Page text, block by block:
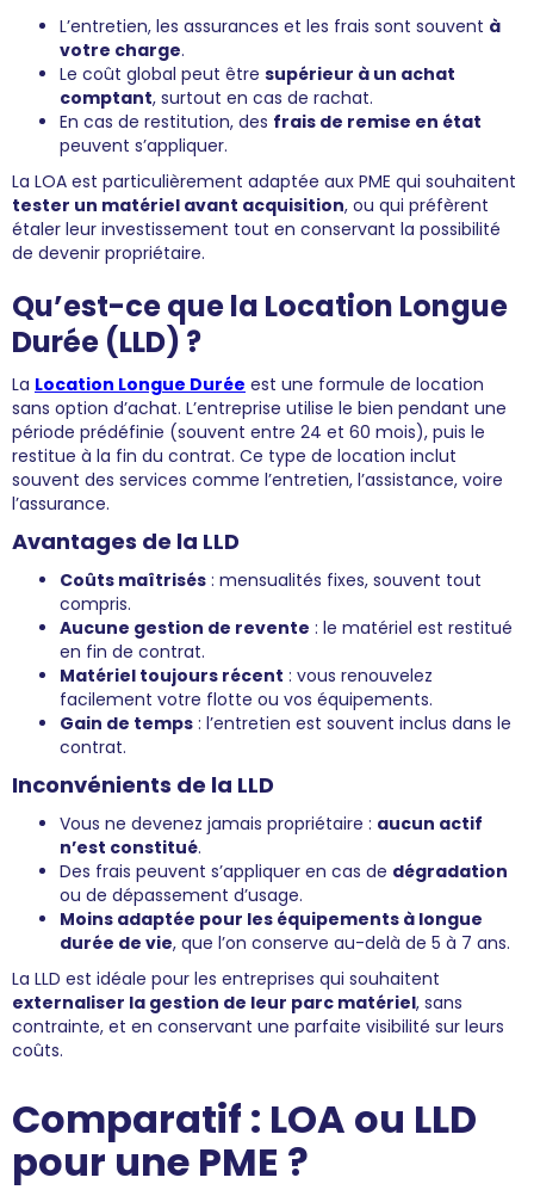
L’entretien, les assurances et les frais sont souvent à
votre charge.
Le coût global peut être supérieur à un achat
comptant, surtout en cas de rachat.
En cas de restitution, des frais de remise en état
peuvent s’appliquer.
La LOA est particulièrement adaptée aux PME qui souhaitent
tester un matériel avant acquisition, ou qui préfèrent
étaler leur investissement tout en conservant la possibilité
de devenir propriétaire.
Qu’est-ce que la Location Longue
Durée (LLD) ?
La Location Longue Durée est une formule de location
sans option d’achat. L’entreprise utilise le bien pendant une
période prédéfinie (souvent entre 24 et 60 mois), puis le
restitue à la fin du contrat. Ce type de location inclut
souvent des services comme l’entretien, l’assistance, voire
l’assurance.
Avantages de la LLD
Coûts maîtrisés : mensualités fixes, souvent tout
compris.
Aucune gestion de revente : le matériel est restitué
en fin de contrat.
Matériel toujours récent : vous renouvelez
facilement votre flotte ou vos équipements.
Gain de temps : l’entretien est souvent inclus dans le
contrat.
Inconvénients de la LLD
Vous ne devenez jamais propriétaire : aucun actif
n’est constitué.
Des frais peuvent s’appliquer en cas de dégradation
ou de dépassement d’usage.
Moins adaptée pour les équipements à longue
durée de vie, que l’on conserve au-delà de 5 à 7 ans.
La LLD est idéale pour les entreprises qui souhaitent
externaliser la gestion de leur parc matériel, sans
contrainte, et en conservant une parfaite visibilité sur leurs
coûts.
Comparatif : LOA ou LLD
pour une PME ?